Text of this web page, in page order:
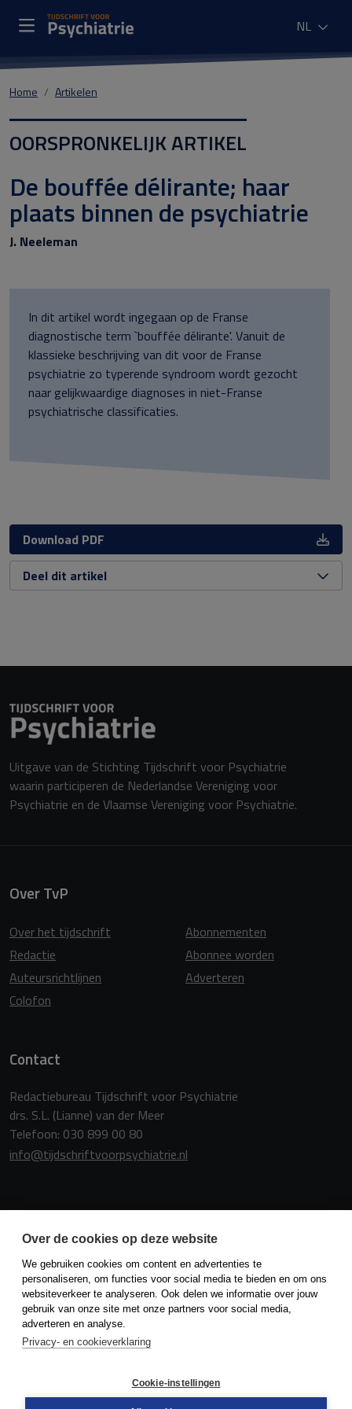
NL
Home Artikelen
OORSPRONKELIJK ARTIKEL
De bouffée délirante; haar
plaats binnen de psychiatrie
J. Neeleman
In dit artikel wordt ingegaan op de Franse
diagnostische term `bouffée délirante'. Vanuit de
klassieke beschrijving van dit voor de Franse
psychiatrie zo typerende syndroom wordt gezocht
naar gelijkwaardige diagnoses in niet-Franse
psychiatrische classificaties.
Download PDF
Deel dit artikel
Uitgave van de Stichting Tijdschrift voor Psychiatrie
waarin participeren de Nederlandse Vereniging voor
Psychiatrie en de Vlaamse Vereniging voor Psychiatrie.
Over TvP
Over het tijdschrift
Redactie
Auteursrichtlijnen
Colofon
Abonnementen
Abonnee worden
Adverteren
Contact
Redactiebureau Tijdschrift voor Psychiatrie
drs. S.L. (Lianne) van der Meer
Telefoon: 030 899 00 80
info@tijdschriftvoorpsychiatrie.nl
Copyright
Redactie en uitgever zijn niet aansprakelijk voor de inhoud van
de onder auteursnaam opgenomen artikelen of van de
advertenties. Niets uit dit tijdschrift mag openbaar worden
gemaakt door middel van druk, microfilm of op welke wijze
ook, zonder schriftelijke toestemming van de redactie.
Over de cookies op deze website
We gebruiken cookies om content en advertenties te
personaliseren, om functies voor social media te bieden en om ons
websiteverkeer te analyseren. Ook delen we informatie over jouw
gebruik van onze site met onze partners voor social media,
adverteren en analyse.
Privacy- en cookieverklaring
Cookie-instellingen